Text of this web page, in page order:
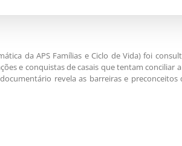
da APS Famílias e Ciclo de Vida) foi
e conquistas de casais que tentam
revela as barreiras e